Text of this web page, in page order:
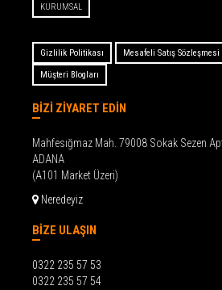
KURUMSAL
Gizlilik Politikası Mesafeli Satış Sözleşmesi
Müşteri Blogları
BİZİ ZİYARET EDİN
Mahfesığmaz Mah. 79008 Sokak Sezen
ADANA
(A101 Market Üzeri)
Neredeyiz
BİZE ULAŞIN
0322 235 57 53
0322 235 57 54